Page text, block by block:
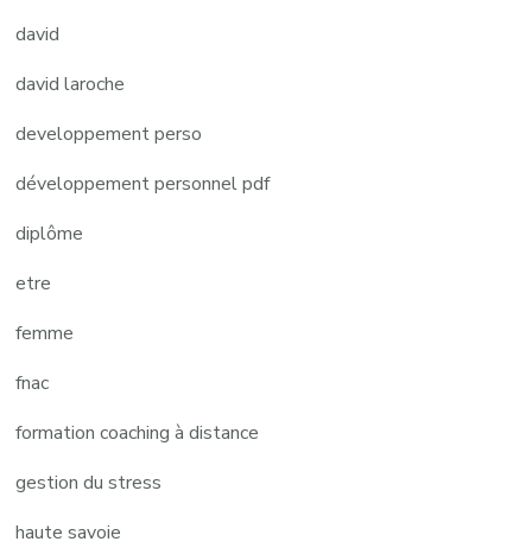
david
david laroche
developpement perso
développement personnel pdf
diplôme
etre
femme
fnac
formation coaching à distance
gestion du stress
haute savoie